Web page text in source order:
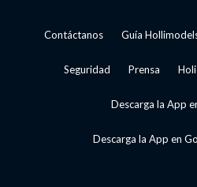
Contáctanos Guía
Seguridad Prensa
Descarga la App
Descarga la App en